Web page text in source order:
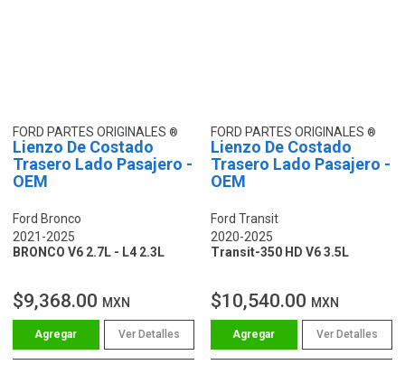
FORD PARTES ORIGINALES
Lienzo De Costado
Trasero Lado Pasajero -
OEM
Ford Bronco
2021-2025
BRONCO V6 2.7L - L4 2.3L
$9,368.00 MXN
Ver Detalles
FORD PARTES ORIGINALES
Lienzo De Costado
Trasero Lado Pasajero -
OEM
Ford Transit
2020-2025
Transit-350 HD V6 3.5L
$10,540.00 MXN
Ver Detalles